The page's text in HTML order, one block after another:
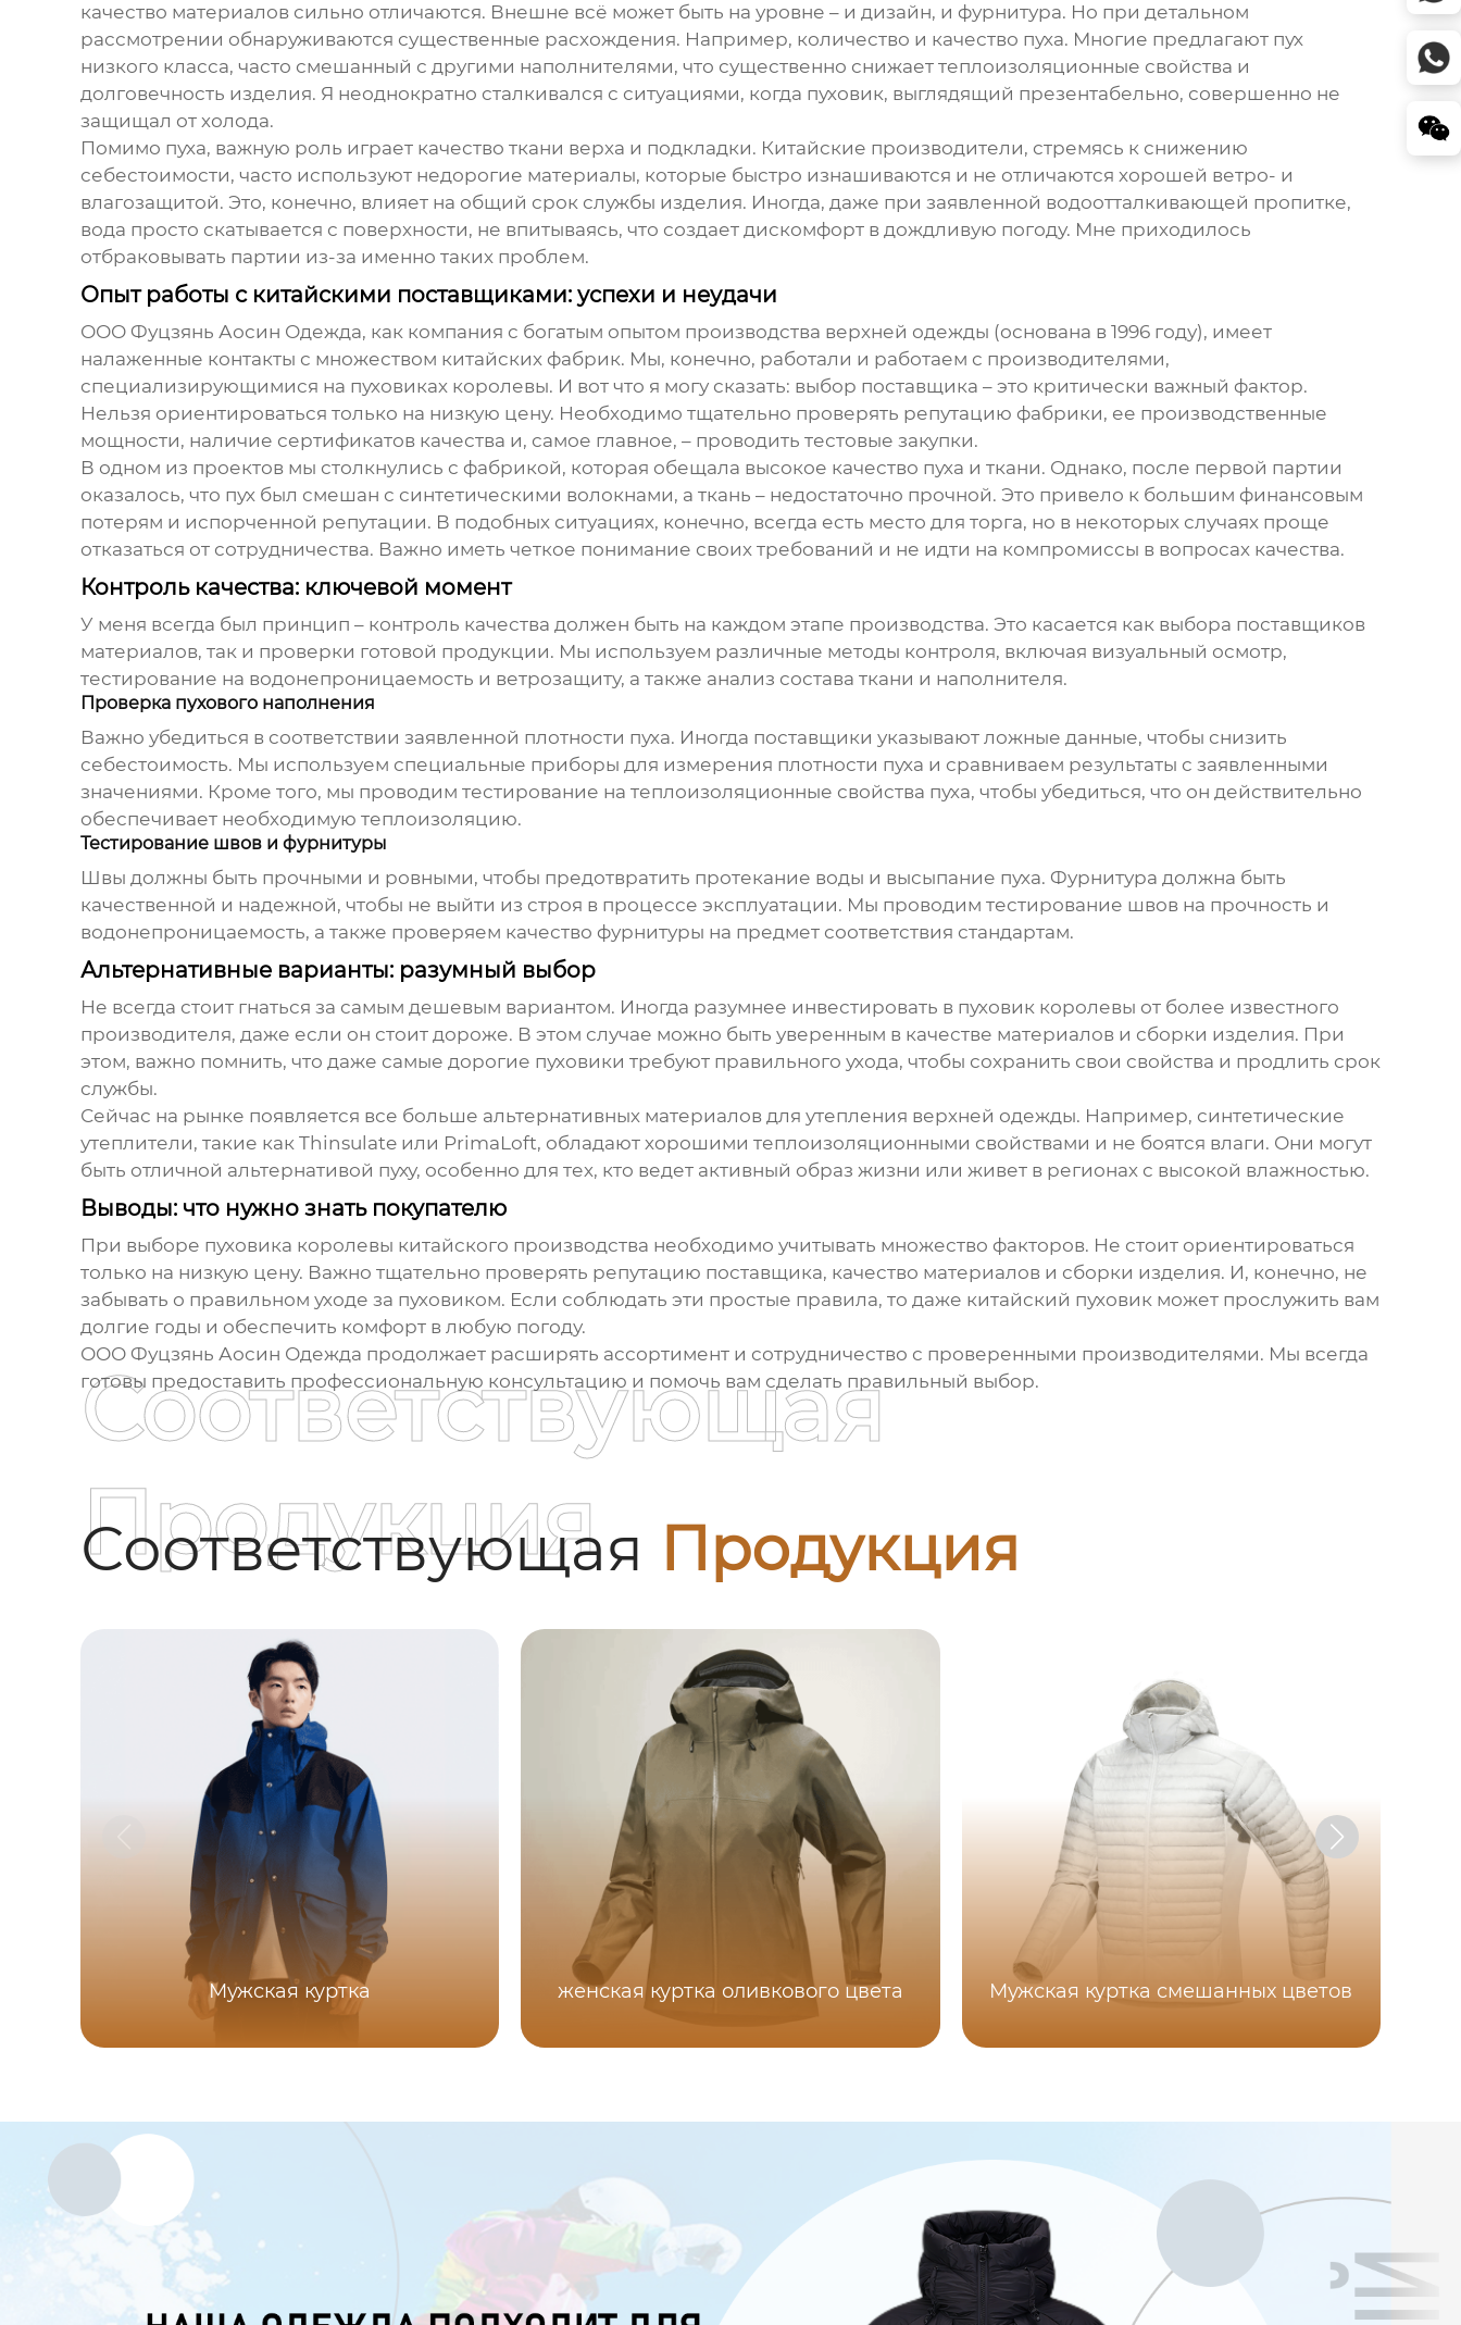
качество материалов сильно отличаются. Внешне всё может быть на уровне – и дизайн, и фурнитура. Но при детальном
рассмотрении обнаруживаются существенные расхождения. Например, количество и качество пуха. Многие предлагают пух
низкого класса, часто смешанный с другими наполнителями, что существенно снижает теплоизоляционные свойства и
долговечность изделия. Я неоднократно сталкивался с ситуациями, когда пуховик, выглядящий презентабельно, совершенно не
защищал от холода.
Помимо пуха, важную роль играет качество ткани верха и подкладки. Китайские производители, стремясь к снижению
себестоимости, часто используют недорогие материалы, которые быстро изнашиваются и не отличаются хорошей ветро- и
влагозащитой. Это, конечно, влияет на общий срок службы изделия. Иногда, даже при заявленной водоотталкивающей пропитке,
вода просто скатывается с поверхности, не впитываясь, что создает дискомфорт в дождливую погоду. Мне приходилось
отбраковывать партии из-за именно таких проблем.
Опыт работы с китайскими поставщиками: успехи и неудачи
ООО Фуцзянь Аосин Одежда, как компания с богатым опытом производства верхней одежды (основана в 1996 году), имеет
налаженные контакты с множеством китайских фабрик. Мы, конечно, работали и работаем с производителями,
специализирующимися на пуховиках королевы. И вот что я могу сказать: выбор поставщика – это критически важный фактор.
Нельзя ориентироваться только на низкую цену. Необходимо тщательно проверять репутацию фабрики, ее производственные
мощности, наличие сертификатов качества и, самое главное, – проводить тестовые закупки.
В одном из проектов мы столкнулись с фабрикой, которая обещала высокое качество пуха и ткани. Однако, после первой партии
оказалось, что пух был смешан с синтетическими волокнами, а ткань – недостаточно прочной. Это привело к большим финансовым
потерям и испорченной репутации. В подобных ситуациях, конечно, всегда есть место для торга, но в некоторых случаях проще
отказаться от сотрудничества. Важно иметь четкое понимание своих требований и не идти на компромиссы в вопросах качества.
Контроль качества: ключевой момент
У меня всегда был принцип – контроль качества должен быть на каждом этапе производства. Это касается как выбора поставщиков
материалов, так и проверки готовой продукции. Мы используем различные методы контроля, включая визуальный осмотр,
тестирование на водонепроницаемость и ветрозащиту, а также анализ состава ткани и наполнителя.
Проверка пухового наполнения
Важно убедиться в соответствии заявленной плотности пуха. Иногда поставщики указывают ложные данные, чтобы снизить
себестоимость. Мы используем специальные приборы для измерения плотности пуха и сравниваем результаты с заявленными
значениями. Кроме того, мы проводим тестирование на теплоизоляционные свойства пуха, чтобы убедиться, что он действительно
обеспечивает необходимую теплоизоляцию.
Тестирование швов и фурнитуры
Швы должны быть прочными и ровными, чтобы предотвратить протекание воды и высыпание пуха. Фурнитура должна быть
качественной и надежной, чтобы не выйти из строя в процессе эксплуатации. Мы проводим тестирование швов на прочность и
водонепроницаемость, а также проверяем качество фурнитуры на предмет соответствия стандартам.
Альтернативные варианты: разумный выбор
Не всегда стоит гнаться за самым дешевым вариантом. Иногда разумнее инвестировать в пуховик королевы от более известного
производителя, даже если он стоит дороже. В этом случае можно быть уверенным в качестве материалов и сборки изделия. При
этом, важно помнить, что даже самые дорогие пуховики требуют правильного ухода, чтобы сохранить свои свойства и продлить срок
службы.
Сейчас на рынке появляется все больше альтернативных материалов для утепления верхней одежды. Например, синтетические
утеплители, такие как Thinsulate или PrimaLoft, обладают хорошими теплоизоляционными свойствами и не боятся влаги. Они могут
быть отличной альтернативой пуху, особенно для тех, кто ведет активный образ жизни или живет в регионах с высокой влажностью.
Выводы: что нужно знать покупателю
При выборе пуховика королевы китайского производства необходимо учитывать множество факторов. Не стоит ориентироваться
только на низкую цену. Важно тщательно проверять репутацию поставщика, качество материалов и сборки изделия. И, конечно, не
забывать о правильном уходе за пуховиком. Если соблюдать эти простые правила, то даже китайский пуховик может прослужить вам
долгие годы и обеспечить комфорт в любую погоду.
ООО Фуцзянь Аосин Одежда продолжает расширять ассортимент и сотрудничество с проверенными производителями. Мы всегда
готовы предоставить профессиональную консультацию и помочь вам сделать правильный выбор.
Соответствующая Продукция
Соответствующая
Продукция
Мужская куртка женская куртка оливкового цвета Мужская куртка смешанных цветов